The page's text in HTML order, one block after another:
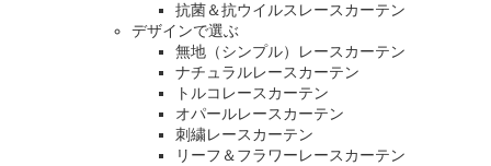
抗菌＆抗ウイルスレースカーテン
デザインで選ぶ
無地（シンプル）レースカーテン
ナチュラルレースカーテン
トルコレースカーテン
オパールレースカーテン
刺繍レースカーテン
リーフ＆フラワーレースカーテン